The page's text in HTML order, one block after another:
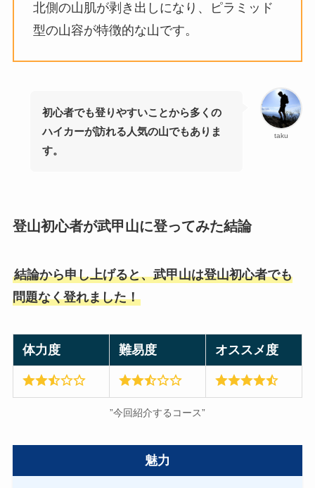
北側の山肌が剥き出しになり、ピラミッド
型の山容が特徴的な山です。
taku
初心者でも登りやすいことから多くの
ハイカーが訪れる人気の山でもありま
す。
登山初心者が武甲山に登ってみた結論
結論から申し上げると、武甲山は登山初心者でも
問題なく登れました！
体力度 難易度 オススメ度
”今回紹介するコース”
魅力